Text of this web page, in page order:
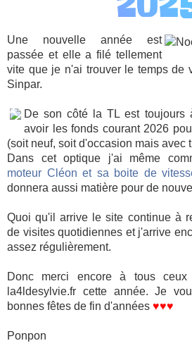
Une nouvelle année est
passée et elle a filé tellement
vite que je n'ai trouver le temps de
Sinpar.
De son côté la TL est toujours
avoir les fonds courant 2026
(soit neuf, soit d'occasion mais avec
Dans cet optique j'ai même
moteur Cléon et sa boite de
donnera aussi matière pour de
Quoi qu'il arrive le site continue à
de visites quotidiennes et j'arrive
assez régulièrement.
Donc merci encore à tous
la4ldesylvie.fr cette année. Je
bonnes fêtes de fin d'années ♥♥♥
Ponpon